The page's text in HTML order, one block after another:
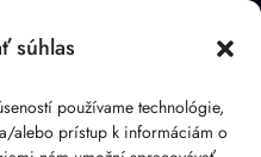
súhlas
používame technológie,
alebo prístup k informáciám o